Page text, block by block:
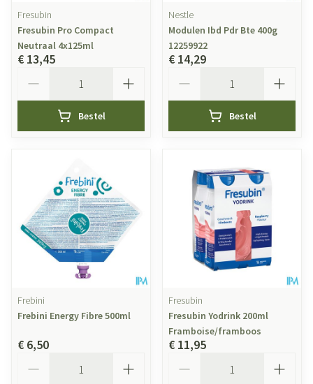
Fresubin
Fresubin Pro Compact
Neutraal 4x125ml
€ 13,45
Bestel
Nestle
Modulen Ibd Pdr Bte 400g
12259922
€ 14,29
Bestel
Frebini
Frebini Energy Fibre 500ml
€ 6,50
Fresubin
Fresubin Yodrink 200ml
Framboise/framboos
€ 11,95